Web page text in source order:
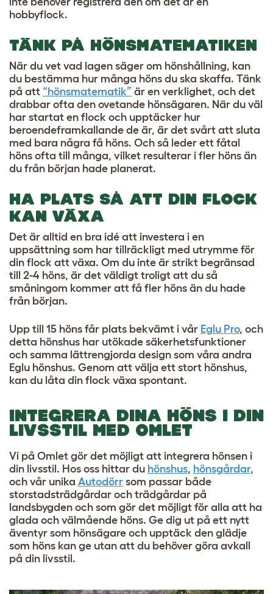
hobbyflock.
TÄNK PÅ HÖNSMATEMATIKEN
När du vet vad lagen säger om hönshållning, kan
du bestämma hur många höns du ska skaffa. Tänk
på att “hönsmatematik” är en verklighet, och det
drabbar ofta den ovetande hönsägaren. När du väl
har startat en flock och upptäcker hur
beroendeframkallande de är, är det svårt att sluta
med bara några få höns. Och så leder ett fåtal
höns ofta till många, vilket resulterar i fler höns än
du från början hade planerat.
HA PLATS SÅ ATT DIN FLOCK
KAN VÄXA
Det är alltid en bra idé att investera i en
uppsättning som har tillräckligt med utrymme för
din flock att växa. Om du inte är strikt begränsad
till 2-4 höns, är det väldigt troligt att du så
småningom kommer att få fler höns än du hade
från början.
Upp till 15 höns får plats bekvämt i vår Eglu Pro, och
detta hönshus har utökade säkerhetsfunktioner
och samma lättrengjorda design som våra andra
Eglu hönshus. Genom att välja ett stort hönshus,
kan du låta din flock växa spontant.
INTEGRERA DINA HÖNS I DIN
LIVSSTIL MED OMLET
Vi på Omlet gör det möjligt att integrera hönsen i
din livsstil. Hos oss hittar du hönshus, hönsgårdar,
och vår unika Autodörr som passar både
storstadsträdgårdar och trädgårdar på
landsbygden och som gör det möjligt för alla att ha
glada och välmående höns. Ge dig ut på ett nytt
äventyr som hönsägare och upptäck den glädje
som höns kan ge utan att du behöver göra avkall
på din livsstil.